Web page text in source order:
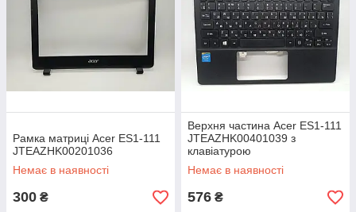
Рамка матриці Acer ES1-111
JTEAZHK00201036
Немає в наявності
300 ₴
Верхня частина Acer ES1-111
JTEAZHK00401039 з
клавіатурою
Немає в наявності
576 ₴